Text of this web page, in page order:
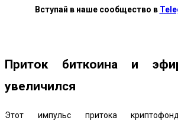
Вступай в наше сообщество в
Приток биткоина и
увеличился
Этот импульс притока